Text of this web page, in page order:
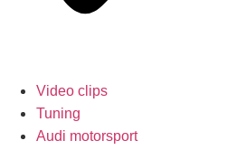
Video clips
Tuning
Audi motorsport